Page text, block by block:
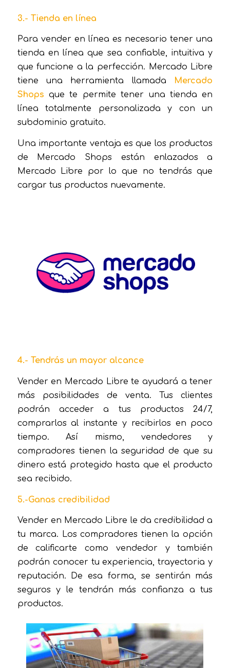
3.- Tienda en línea
Para vender en línea es necesario tener una
tienda en línea que sea confiable, intuitiva y
que funcione a la perfección. Mercado Libre
tiene una herramienta llamada Mercado
Shops que te permite tener una tienda en
línea totalmente personalizada y con un
subdominio gratuito.
Una importante ventaja es que los productos
de Mercado Shops están enlazados a
Mercado Libre por lo que no tendrás que
cargar tus productos nuevamente.
4.- Tendrás un mayor alcance
Vender en Mercado Libre te ayudará a tener
más posibilidades de venta. Tus clientes
podrán acceder a tus productos 24/7,
comprarlos al instante y recibirlos en poco
tiempo. Así mismo, vendedores y
compradores tienen la seguridad de que su
dinero está protegido hasta que el producto
sea recibido.
5.-Ganas credibilidad
Vender en Mercado Libre le da credibilidad a
tu marca. Los compradores tienen la opción
de calificarte como vendedor y también
podrán conocer tu experiencia, trayectoria y
reputación. De esa forma, se sentirán más
seguros y le tendrán más confianza a tus
productos.